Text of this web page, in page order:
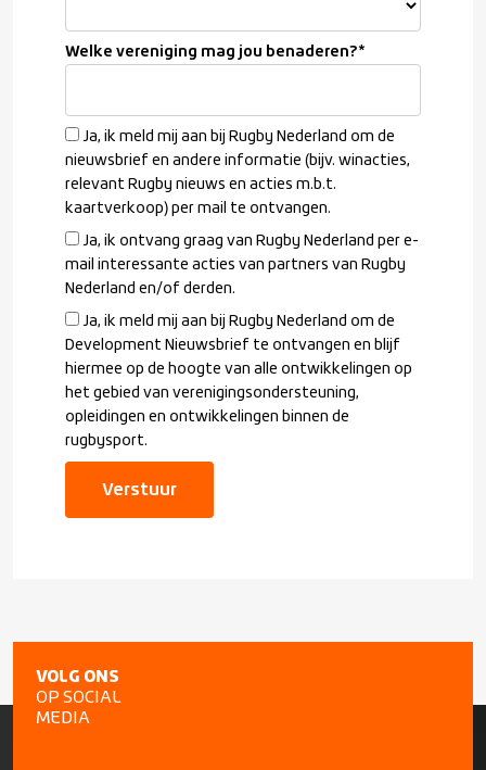
Welke vereniging mag jou benaderen?*
Ja, ik meld mij aan bij Rugby Nederland om de
nieuwsbrief en andere informatie (bijv. winacties,
relevant Rugby nieuws en acties m.b.t.
kaartverkoop) per mail te ontvangen.
Ja, ik ontvang graag van Rugby Nederland per e-
mail interessante acties van partners van Rugby
Nederland en/of derden.
Ja, ik meld mij aan bij Rugby Nederland om de
Development Nieuwsbrief te ontvangen en blijf
hiermee op de hoogte van alle ontwikkelingen op
het gebied van verenigingsondersteuning,
opleidingen en ontwikkelingen binnen de
rugbysport.
Verstuur
VOLG ONS
OP SOCIAL
MEDIA